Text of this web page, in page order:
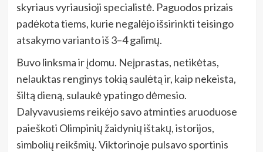
skyriaus vyriausioji specialistė. Paguodos prizais
padėkota tiems, kurie negalėjo išsirinkti teisingo
atsakymo varianto iš 3–4 galimų.
Buvo linksma ir įdomu. Neįprastas, netikėtas,
nelauktas renginys tokią saulėtą ir, kaip nekeista,
šiltą dieną, sulaukė ypatingo dėmesio.
Dalyvavusiems reikėjo savo atminties aruoduose
paieškoti Olimpinių žaidynių ištakų, istorijos,
simbolių reikšmių. Viktorinoje pulsavo sportinis